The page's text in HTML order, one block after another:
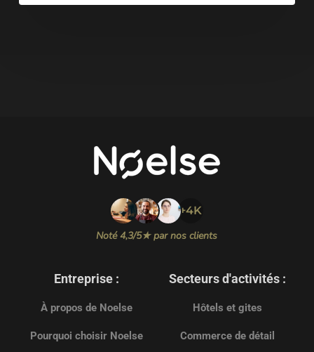
+4K
Noté 4,3/5★ par nos clients
Entreprise :
À propos de Noelse
Pourquoi choisir Noelse
Secteurs d'activités :
Hôtels et gites
Commerce de détail